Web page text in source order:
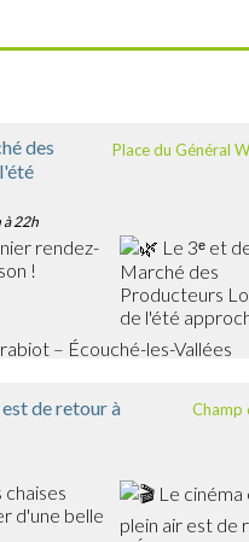
Place du Général
des
à 22h
rendez-
!
– Écouché-les-Vallées
de produits frais, artisanaux
œufs, légumes,
terroir !
animée en musique par
une ambiance festive et
édition estivale pour
Champ
est de retour à
chaises
d'une belle